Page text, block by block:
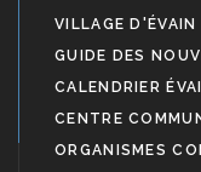
VILLAGE D'ÉVAIN
GUIDE DES
CALENDRIER
CENTRE
ORGANISMES